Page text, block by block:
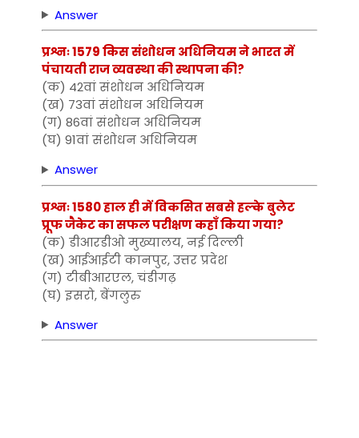
Answer
प्रश्नः 1579 किस संशोधन अधिनियम ने भारत में
पंचायती राज व्यवस्था की स्थापना की?
(क) 42वां संशोधन अधिनियम
(ख) 73वां संशोधन अधिनियम
(ग) 86वां संशोधन अधिनियम
(घ) 91वां संशोधन अधिनियम
Answer
प्रश्नः 1580 हाल ही में विकसित सबसे हल्के बुलेट
प्रूफ जैकेट का सफल परीक्षण कहाँ किया गया?
(क) डीआरडीओ मुख्यालय, नई दिल्ली
(ख) आईआईटी कानपुर, उत्तर प्रदेश
(ग) टीबीआरएल, चंडीगढ़
(घ) इसरो, बेंगलुरु
Answer